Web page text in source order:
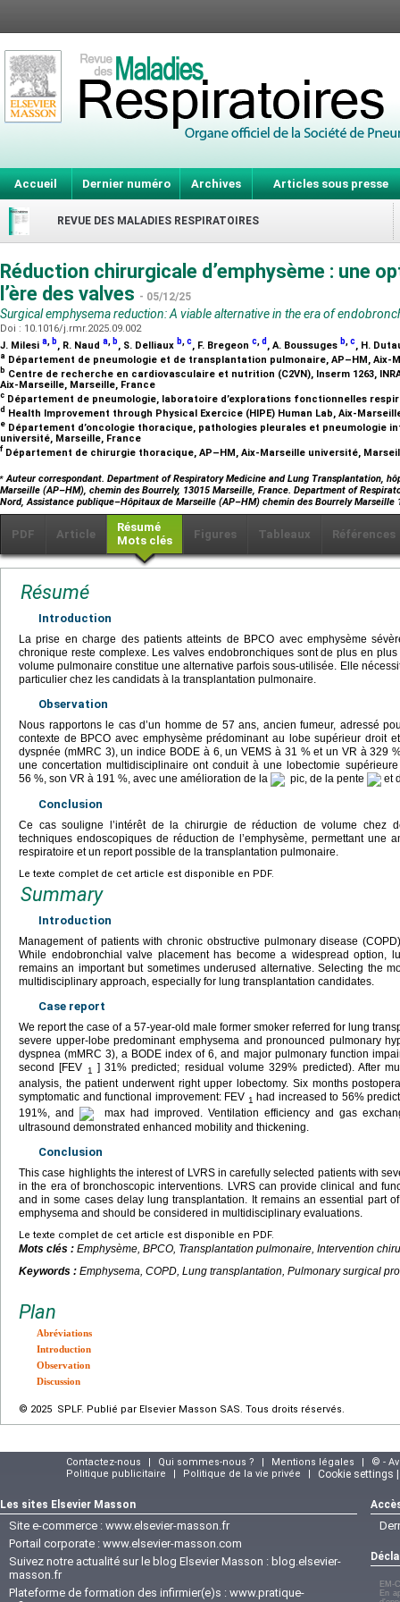
Accueil Dernier numéro Archives Articles sous presse
REVUE DES MALADIES RESPIRATOIRES
Réduction chirurgicale d’emphysème : une
l’ère des valves - 05/12/25
Surgical emphysema reduction: A viable alternative in the era of
Doi : 10.1016/j.rmr.2025.09.002
J. Milesi a, b, R. Naud a, b, S. Delliaux b,c, F. Bregeon c,d , A. Boussuges b,c, H.
a Département de pneumologie et de transplantation pulmonaire, AP–HM,
b Centre de recherche en cardiovasculaire et nutrition (C2VN), Inserm 1263,
Aix-Marseille, Marseille, France
c Département de pneumologie, laboratoire d’explorations fonctionnelles
d Health Improvement through Physical Exercice (HIPE) Human Lab, Aix-
e Département d’oncologie thoracique, pathologies pleurales et pneumologie
université, Marseille, France
f Département de chirurgie thoracique, AP–HM, Aix-Marseille université,
⁎ Auteur correspondant. Department of Respiratory Medicine and Lung Transplantation,
Marseille (AP–HM), chemin des Bourrely, 13015 Marseille, France. Department of
Nord, Assistance publique–Hôpitaux de Marseille (AP–HM) chemin des Bourrely Marseille
PDF Article
Résumé
Mots clés
Figures Tableaux Références
Résumé
Introduction
La prise en charge des patients atteints de BPCO avec emphysème
chronique reste complexe. Les valves endobronchiques sont de plus en
volume pulmonaire constitue une alternative parfois sous-utilisée. Elle
particulier chez les candidats à la transplantation pulmonaire.
Observation
Nous rapportons le cas d’un homme de 57 ans, ancien fumeur, adressé
contexte de BPCO avec emphysème prédominant au lobe supérieur droit
dyspnée (mMRC 3), un indice BODE à 6, un VEMS à 31 % et un VR à 329
une concertation multidisciplinaire ont conduit à une lobectomie
56 %, son VR à 191 %, avec une amélioration de la
pic, de la pente et
Conclusion
Ce cas souligne l’intérêt de la chirurgie de réduction de volume chez
techniques endoscopiques de réduction de l’emphysème, permettant une
respiratoire et un report possible de la transplantation pulmonaire.
Le texte complet de cet article est disponible en PDF.
Summary
Introduction
Management of patients with chronic obstructive pulmonary disease
While endobronchial valve placement has become a widespread option,
remains an important but sometimes underused alternative. Selecting the
multidisciplinary approach, especially for lung transplantation candidates.
Case report
We report the case of a 57-year-old male former smoker referred for lung
severe upper-lobe predominant emphysema and pronounced pulmonary
dyspnea (mMRC 3), a BODE index of 6, and major pulmonary function
second [FEV
1
] 31% predicted; residual volume 329% predicted). After
analysis, the patient underwent right upper lobectomy. Six months
symptomatic and functional improvement: FEV 1 had increased to 56%
191%, and
max had improved. Ventilation efficiency and gas
ultrasound demonstrated enhanced mobility and thickening.
Conclusion
This case highlights the interest of LVRS in carefully selected patients with
in the era of bronchoscopic interventions. LVRS can provide clinical and
and in some cases delay lung transplantation. It remains an essential part
emphysema and should be considered in multidisciplinary evaluations.
Le texte complet de cet article est disponible en PDF.
Mots clés : Emphysème, BPCO, Transplantation pulmonaire, Intervention
Keywords : Emphysema, COPD, Lung transplantation, Pulmonary surgical
Plan
Abréviations
Introduction
Observation
Discussion
© 2025 SPLF. Publié par Elsevier Masson SAS. Tous droits réservés.
Contactez-nous Qui sommes-nous ? Mentions légales
© -
Politique publicitaire
Politique de la vie privée Cookie settings
Les sites Elsevier Masson
Site e-commerce : www.elsevier-masson.fr
Portail corporate : www.elsevier-masson.com
Suivez notre actualité sur le blog Elsevier Masson : blog.elsevier-
masson.fr
Plateforme de formation des infirmier(e)s : www.pratique-
EM-
En